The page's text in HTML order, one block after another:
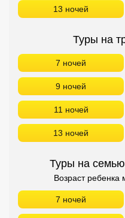
13 ночей
Туры на
7 ночей
9 ночей
11 ночей
13 ночей
Туры на
Возраст ребенка
7 ночей